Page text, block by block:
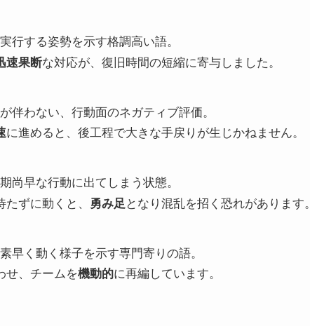
行する姿勢を示す格調高い語。
速果断な対応が、復旧時間の短縮に寄与しました。
伴わない、行動面のネガティブ評価。
に進めると、後工程で大きな手戻りが生じかねません。
尚早な行動に出てしまう状態。
ずに動くと、 勇み足 となり混乱を招く恐れがあります。
早く動く様子を示す専門寄りの語。
せ、チームを機動的に再編しています。